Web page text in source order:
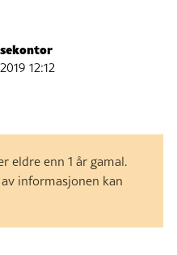
12:12
eldre enn 1 år gamal.
informasjonen kan